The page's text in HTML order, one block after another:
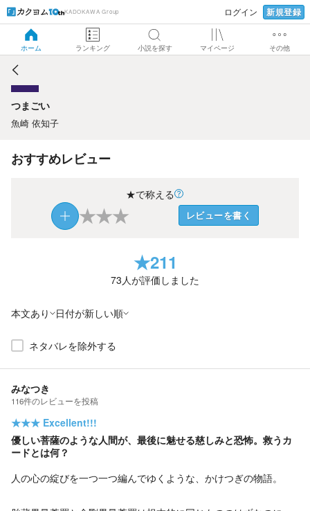
KADOKAWA Group ログイン 新規登録
ホーム ランキング 小説を探す マイページ その他
つまごい
つまごい
魚崎 依知子
おすすめレビュー
★で称える
★★★ レビューを書く
★211
73人が評価しました
本文あり 日付が新しい順
ネタバレを除外する
みなつき
116件のレビューを投稿
★★★ Excellent!!!
優しい菩薩のような人間が、最後に魅せる慈しみと恐怖。救うカ
ードとは何？
人の心の綻びを一つ一つ編んでゆくような、かけつぎの物語。